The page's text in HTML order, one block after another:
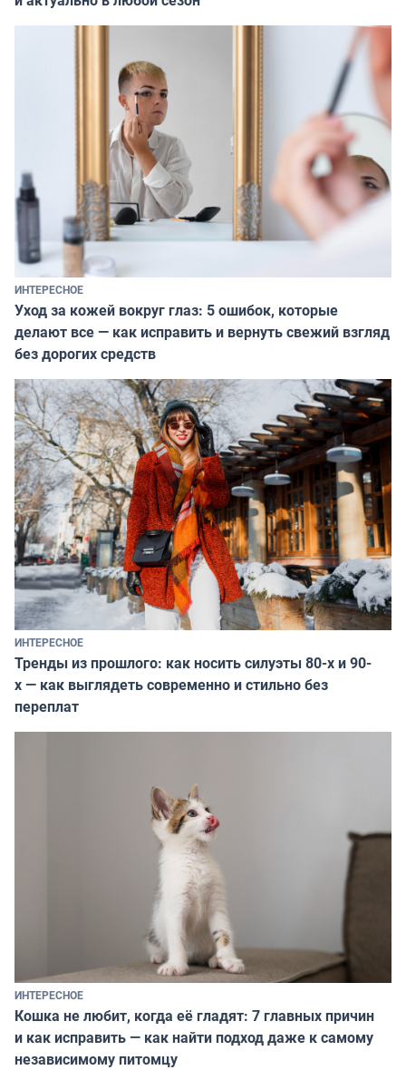
ИНТЕРЕСНОЕ
Уход за кожей вокруг глаз: 5 ошибок, которые
делают все — как исправить и вернуть свежий взгляд
без дорогих средств
ИНТЕРЕСНОЕ
Тренды из прошлого: как носить силуэты 80-х и 90-
х — как выглядеть современно и стильно без
переплат
ИНТЕРЕСНОЕ
Кошка не любит, когда её гладят: 7 главных причин
и как исправить — как найти подход даже к самому
независимому питомцу